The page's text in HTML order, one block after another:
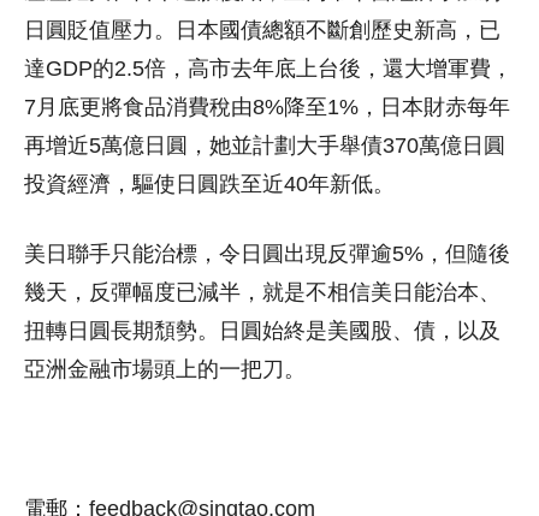
日圓貶值壓力。日本國債總額不斷創歷史新高，已
達GDP的2.5倍，高市去年底上台後，還大增軍費，
7月底更將食品消費稅由8%降至1%，日本財赤每年
再增近5萬億日圓，她並計劃大手舉債370萬億日圓
投資經濟，驅使日圓跌至近40年新低。
美日聯手只能治標，令日圓出現反彈逾5%，但隨後
幾天，反彈幅度已減半，就是不相信美日能治本、
扭轉日圓長期頹勢。日圓始終是美國股、債，以及
亞洲金融市場頭上的一把刀。
電郵：feedback@singtao.com